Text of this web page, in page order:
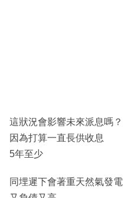
這狀況會影響未來派息嗎？
因為打算一直長供收息
5年至少
同埋遲下會著重天然氣發電